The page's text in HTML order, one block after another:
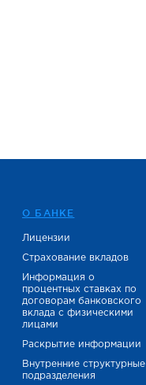
О БАНКЕ
Лицензии
Страхование вкладов
Информация о
процентных ставках по
договорам банковского
вклада с физическими
лицами
Раскрытие информации
Внутренние структурные
подразделения